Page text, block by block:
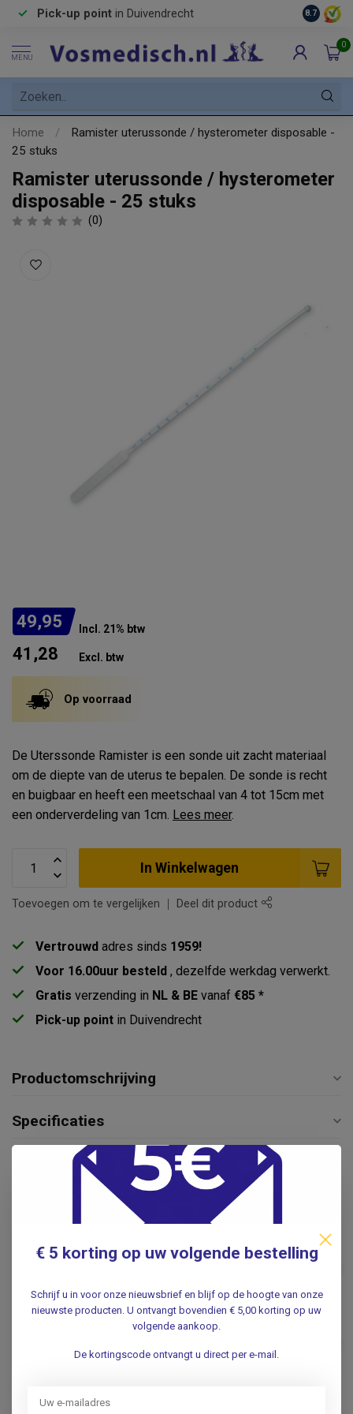
Pick-up point in Duivendrecht 8.7
MENU
0
Home /
Ramister uterussonde / hysterometer disposable -
25 stuks
Ramister uterussonde / hysterometer
disposable - 25 stuks
(0)
49,95 Incl. 21% btw
41,28 Excl. btw
Op voorraad
De Uterssonde Ramister is een sonde uit zacht materiaal
om de diepte van de uterus te bepalen. De sonde is recht
en buigbaar en heeft een meetschaal van 4 tot 15cm met
een onderverdeling van 1cm. Lees meer.
In Winkelwagen
Toevoegen om te vergelijken Deel dit product
Vertrouwd adres sinds 1959!
Voor 16.00uur besteld , dezelfde werkdag verwerkt.
Gratis verzending in NL & BE vanaf €85 *
Pick-up point in Duivendrecht
Productomschrijving
Specificaties
Gerelateerde producten
Complete spiraalset
IUD Verwijdertang Mathieu
Ramister uterussonde /
€ 5 korting op uw volgende bestelling
Schrijf u in voor onze nieuwsbrief en blijf op de hoogte van onze
nieuwste producten. U ontvangt bovendien € 5,00 korting op uw
volgende aankoop.
De kortingscode ontvangt u direct per e-mail.